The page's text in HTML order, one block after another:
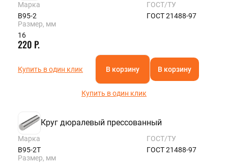
Марка
В95-2
ГОСТ/ТУ
ГОСТ 21488-97
Размер, мм
16
220 Р.
Купить в один клик В корзину В корзину
Купить в один клик
Круг дюралевый прессованный
Марка
В95-2Т
ГОСТ/ТУ
ГОСТ 21488-97
Размер, мм